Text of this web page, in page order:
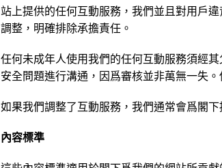
站上提供的任何互動服務，我們並且對用戶
調整，明確排除承擔責任。
任何未成年人使用我們的任何互動服務須經
安全問題進行溝通，因爲審核並非萬無一失
如果我們調整了互動服務，我們通常會爲閣
內容標準